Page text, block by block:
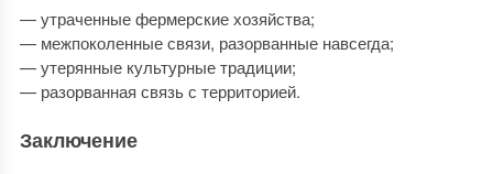
— утраченные фермерские хозяйства;
— межпоколенные связи, разорванные навсегда;
— утерянные культурные традиции;
— разорванная связь с территорией.
Заключение